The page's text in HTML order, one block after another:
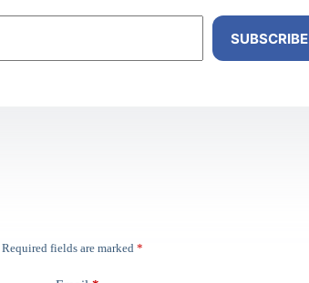
SUBSCRIBE
Required fields are marked *